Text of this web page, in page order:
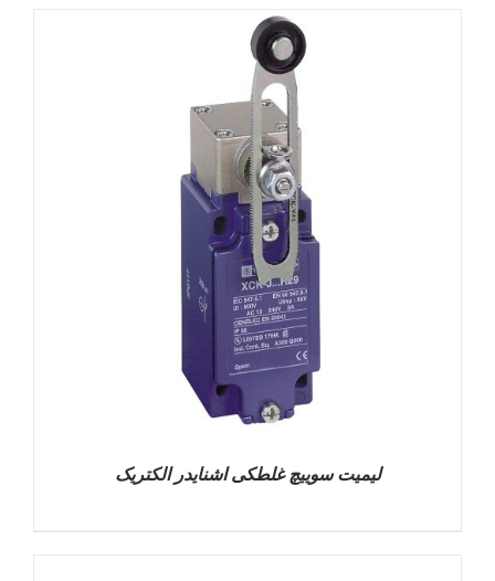
DETAILS
لیمیت سوییچ غلطکی اشنایدر الکتریک